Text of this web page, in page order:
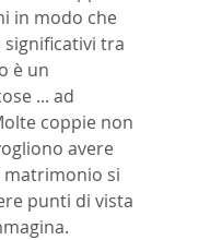
in modo che
tra
è un
... ad
coppie non
avere
matrimonio si
punti di vista